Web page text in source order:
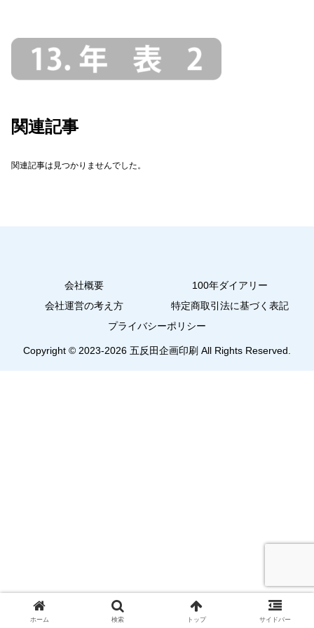
関連記事
関連記事は見つかりませんでした。
会社概要
100年ダイアリー
会社運営の考え方
特定商取引法に基づく表記
プライバシーポリシー
Copyright © 2023-2026 五反田企画印刷 All Rights Reserved.
ホーム 検索 トップ サイドバー